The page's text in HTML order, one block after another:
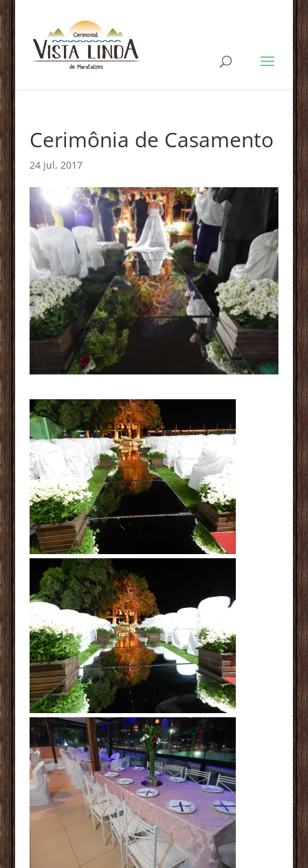
Cerimônia de Casamento
24 jul, 2017